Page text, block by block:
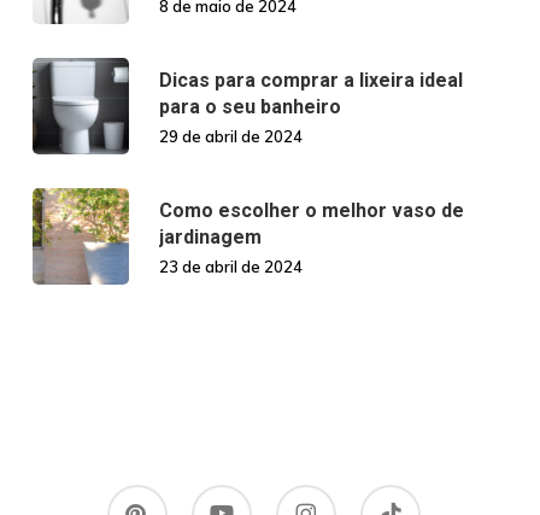
8 de maio de 2024
Dicas para comprar a lixeira ideal
para o seu banheiro
29 de abril de 2024
Como escolher o melhor vaso de
jardinagem
23 de abril de 2024
pinterest youtube instagram tiktok